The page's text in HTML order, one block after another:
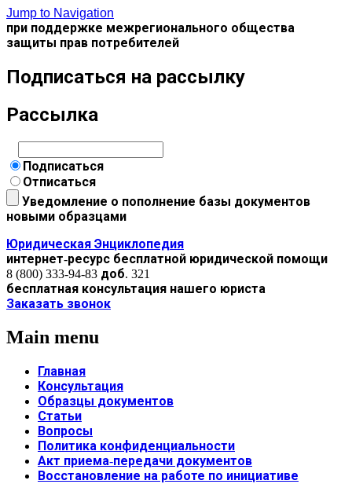
Jump to Navigation
при поддержке межрегионального общества
защиты прав потребителей
Подписаться на рассылку
Рассылка
Подписаться
Отписаться
Уведомление о пополнение базы документов
новыми образцами
Юридическая Энциклопедия
интернет-ресурс бесплатной юридической помощи
8 (800) 333-94-83 доб. 321
бесплатная консультация нашего юриста
Заказать звонок
Main menu
Главная
Консультация
Образцы документов
Статьи
Вопросы
Политика конфиденциальности
Акт приема-передачи документов
Восстановление на работе по инициативе